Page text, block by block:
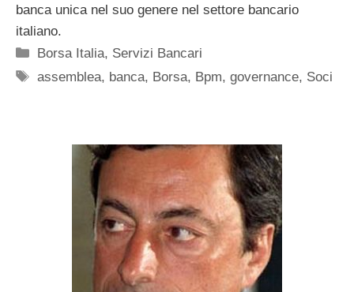
banca unica nel suo genere nel settore bancario
italiano.
Categorie
Borsa Italia, Servizi Bancari
Tag
assemblea, banca, Borsa, Bpm,governance, Soci